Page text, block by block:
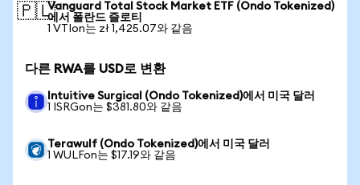
🇵🇱Vanguard Total Stock Market ETF (Ondo Tokenized)
에서 폴란드 즐로티
1 VTIon는 zł 1,425.07와 같음
다른 RWA를 USD로 변환
Intuitive Surgical (Ondo Tokenized)에서 미국 달러
1 ISRGon는 $381.80와 같음
Terawulf (Ondo Tokenized)에서 미국 달러
1 WULFon는 $17.19와 같음